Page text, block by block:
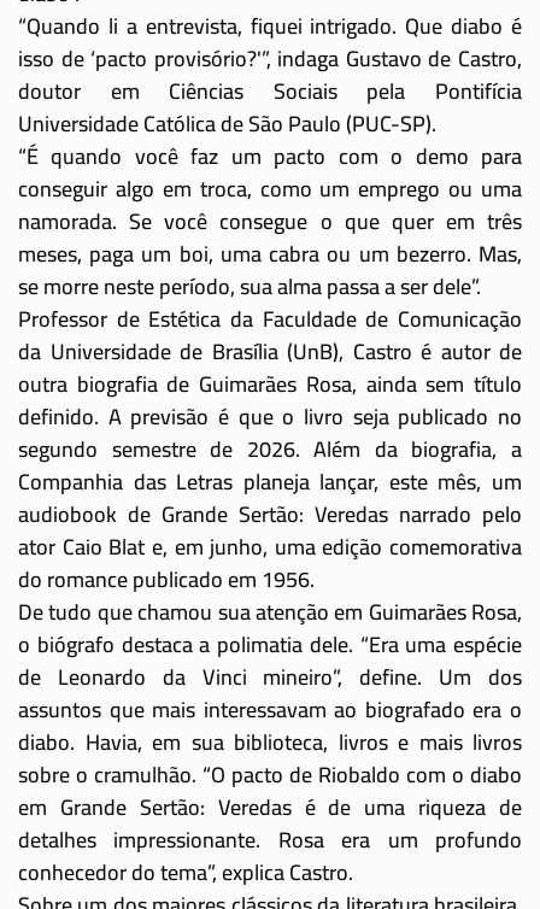
“Quando li a entrevista, fiquei intrigado. Que diabo é
isso de ‘pacto provisório?'”, indaga Gustavo de Castro,
doutor em Ciências Sociais pela Pontifícia
Universidade Católica de São Paulo (PUC-SP).
“É quando você faz um pacto com o demo para
conseguir algo em troca, como um emprego ou uma
namorada. Se você consegue o que quer em três
meses, paga um boi, uma cabra ou um bezerro. Mas,
se morre neste período, sua alma passa a ser dele”.
Professor de Estética da Faculdade de Comunicação
da Universidade de Brasília (UnB), Castro é autor de
outra biografia de Guimarães Rosa, ainda sem título
definido. A previsão é que o livro seja publicado no
segundo semestre de 2026. Além da biografia, a
Companhia das Letras planeja lançar, este mês, um
audiobook de Grande Sertão: Veredas narrado pelo
ator Caio Blat e, em junho, uma edição comemorativa
do romance publicado em 1956.
De tudo que chamou sua atenção em Guimarães Rosa,
o biógrafo destaca a polimatia dele. “Era uma espécie
de Leonardo da Vinci mineiro”, define. Um dos
assuntos que mais interessavam ao biografado era o
diabo. Havia, em sua biblioteca, livros e mais livros
sobre o cramulhão. “O pacto de Riobaldo com o diabo
em Grande Sertão: Veredas é de uma riqueza de
detalhes impressionante. Rosa era um profundo
conhecedor do tema”, explica Castro.